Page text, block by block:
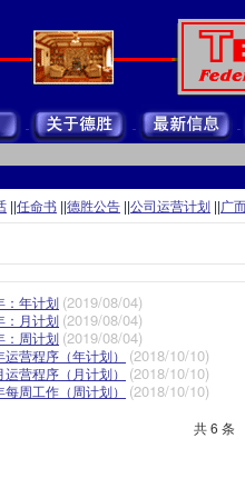
||任命书 ||德胜公告 ||公司运营计划 ||广
：年计划 (2019/08/04)
：月计划 (2019/08/04)
：周计划 (2019/08/04)
营程序（年计划） (2018/10/10)
营程序（月计划） (2018/10/10)
周工作（周计划） (2018/10/10)
共 6 条